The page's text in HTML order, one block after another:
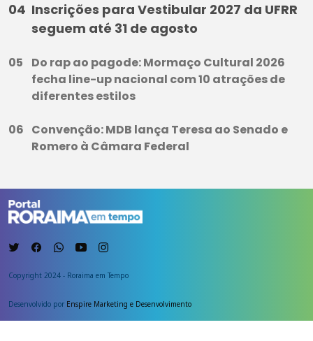
Inscrições para Vestibular 2027 da UFRR
seguem até 31 de agosto
Do rap ao pagode: Mormaço Cultural 2026
fecha line-up nacional com 10 atrações de
diferentes estilos
Convenção: MDB lança Teresa ao Senado e
Romero à Câmara Federal
Copyright 2024 - Roraima em Tempo
Desenvolvido por Enspire Marketing e Desenvolvimento